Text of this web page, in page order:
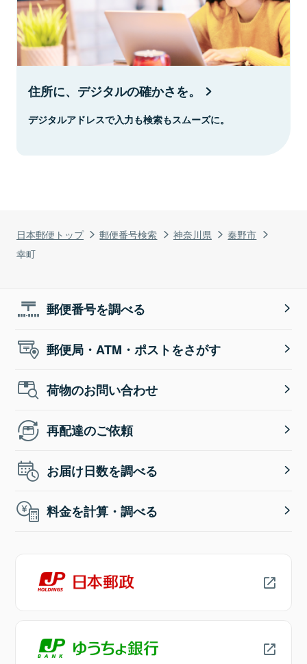
日本郵便トップ 郵便番号検索 神奈川県
秦野市
幸町
住所に、デジタルの確かさを。
デジタルアドレスで入力も検索もスムーズに。
郵便番号を調べる
郵便局・ATM・ポストをさがす
荷物のお問い合わせ
再配達のご依頼
お届け日数を調べる
料金を計算・調べる